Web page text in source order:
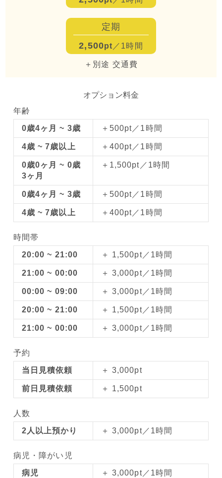
定期
2,500pt ／1時間
＋別途 交通費
オプション料金
年齢
0歳4ヶ月 ~ 3歳 ＋500pt／1時間
4歳 ~ 7歳以上 ＋400pt／1時間
0歳0ヶ月 ~ 0歳
3ヶ月
＋1,500pt／1時間
0歳4ヶ月 ~ 3歳 ＋500pt／1時間
4歳 ~ 7歳以上 ＋400pt／1時間
時間帯
20:00 ~ 21:00 ＋ 1,500pt／1時間
21:00 ~ 00:00 ＋ 3,000pt／1時間
00:00 ~ 09:00 ＋ 3,000pt／1時間
20:00 ~ 21:00 ＋ 1,500pt／1時間
21:00 ~ 00:00 ＋ 3,000pt／1時間
予約
当日見積依頼 ＋ 3,000pt
前日見積依頼 ＋ 1,500pt
人数
2人以上預かり ＋ 3,000pt／1時間
病児・障がい児
病児 ＋ 3,000pt／1時間